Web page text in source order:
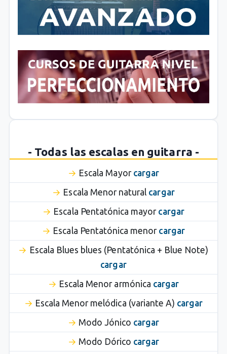
- Todas las escalas en guitarra -
Escala Mayor cargar
Escala Menor natural cargar
Escala Pentatónica mayor cargar
Escala Pentatónica menor cargar
Escala Blues blues (Pentatónica + Blue Note)
cargar
Escala Menor armónica cargar
Escala Menor melódica (variante A) cargar
Modo Jónico cargar
Modo Dórico cargar